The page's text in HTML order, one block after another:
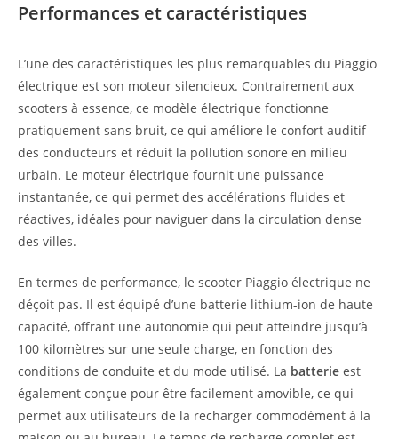
Performances et caractéristiques
L’une des caractéristiques les plus remarquables du Piaggio
électrique est son moteur silencieux. Contrairement aux
scooters à essence, ce modèle électrique fonctionne
pratiquement sans bruit, ce qui améliore le confort auditif
des conducteurs et réduit la pollution sonore en milieu
urbain. Le moteur électrique fournit une puissance
instantanée, ce qui permet des accélérations fluides et
réactives, idéales pour naviguer dans la circulation dense
des villes.
En termes de performance, le scooter Piaggio électrique ne
déçoit pas. Il est équipé d’une batterie lithium-ion de haute
capacité, offrant une autonomie qui peut atteindre jusqu’à
100 kilomètres sur une seule charge, en fonction des
conditions de conduite et du mode utilisé. La batterie est
également conçue pour être facilement amovible, ce qui
permet aux utilisateurs de la recharger commodément à la